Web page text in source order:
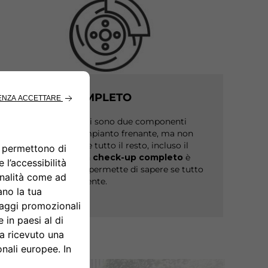
CHECK-UP COMPLETO
Le pastiglie e i dischi sono due componenti
fondamentali dell'impianto frenante, ma non
bisogna dimenticare tutto il resto, incluso il
fluido per freni
check-up completo è
l'unico modo che ti permette di sapere se tutto
funziona correttamente.